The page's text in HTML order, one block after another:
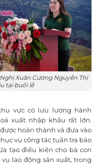
Xuân Cương Nguyễn Thị
tại buổi lễ
vực có lưu lượng hành
xuất nhập khẩu rất lớn.
hoàn thành và đưa vào
vụ công tác tuần tra bảo
tạo điều kiện cho bà con
lao động sản xuất, trong